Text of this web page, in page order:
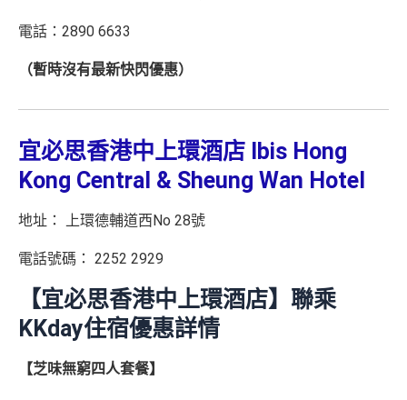
電話：2890 6633
（暫時沒有最新快閃優惠）
宜必思香港中上環酒店 Ibis Hong
Kong Central & Sheung Wan Hotel
地址： 上環德輔道西No 28號
電話號碼： 2252 2929
【宜必思香港中上環酒店】聯乘
KKday住宿優惠詳情
【芝味無窮四人套餐】